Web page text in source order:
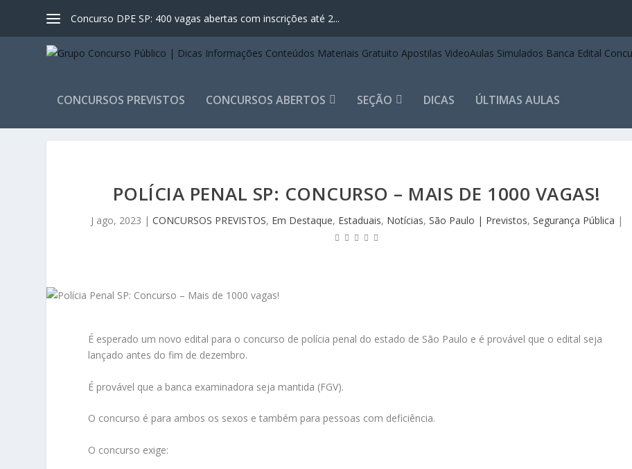
Concurso DPE SP: 400 vagas abertas com inscrições até 2...
CONCURSOS PREVISTOS CONCURSOS ABERTOS SEÇÃO DICAS ÚLTIMAS AULAS
POLÍCIA PENAL SP: CONCURSO – MAIS DE 1000 VAGAS!
J ago, 2023 | CONCURSOS PREVISTOS, Em Destaque, Estaduais, Notícias, São Paulo | Previstos, Segurança Pública |
É esperado um novo edital para o concurso de polícia penal do estado de São Paulo e é provável que o edital seja
lançado antes do fim de dezembro.
É provável que a banca examinadora seja mantida (FGV).
O concurso é para ambos os sexos e também para pessoas com deficiência.
O concurso exige: